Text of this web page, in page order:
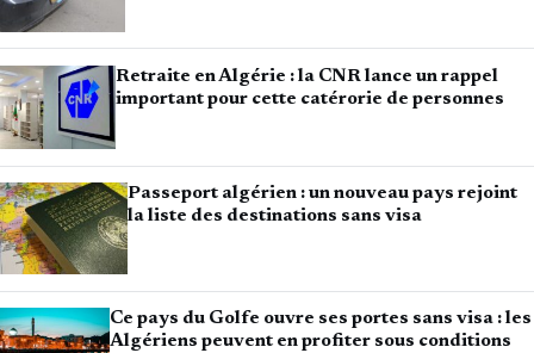
Retraite en Algérie : la CNR lance un rappel
important pour cette catérorie de personnes
Passeport algérien : un nouveau pays rejoint
la liste des destinations sans visa
Ce pays du Golfe ouvre ses portes sans visa : les
Algériens peuvent en profiter sous conditions